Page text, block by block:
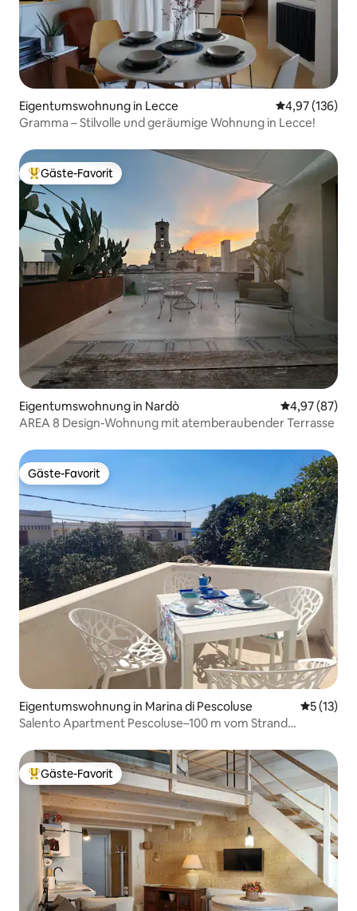
Eigentumswohnung in Lecce
4,97 (136)
Gramma – Stilvolle und geräumige Wohnung in Lecce!
Beliebter Gäste-Favorit.
Gäste-Favorit
Eigentumswohnung in Nardò
4,97 (87)
AREA 8 Design-Wohnung mit atemberaubender Terrasse
Gäste-Favorit
Gäste-Favorit
Eigentumswohnung in Marina di Pescoluse
5 (13)
Salento Apartment Pescoluse–100 m vom Strand
Beliebter Gäste-Favorit.
Gäste-Favorit